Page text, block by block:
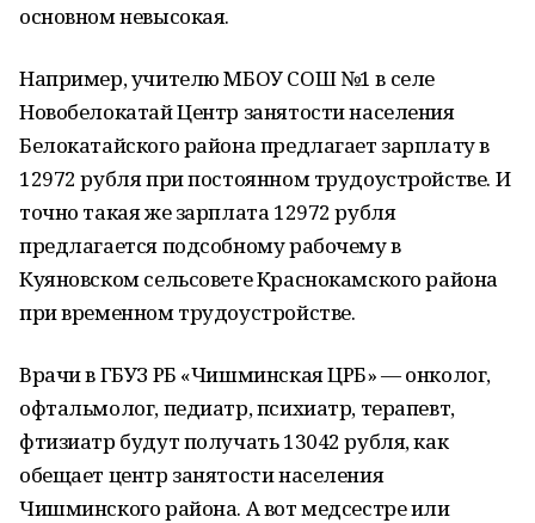
основном невысокая.
Например, учителю МБОУ СОШ №1 в селе
Новобелокатай Центр занятости населения
Белокатайского района предлагает зарплату в
12972 рубля при постоянном трудоустройстве. И
точно такая же зарплата 12972 рубля
предлагается подсобному рабочему в
Куяновском сельсовете Краснокамского района
при временном трудоустройстве.
Врачи в ГБУЗ РБ «Чишминская ЦРБ» — онколог,
офтальмолог, педиатр, психиатр, терапевт,
фтизиатр будут получать 13042 рубля, как
обещает центр занятости населения
Чишминского района. А вот медсестре или